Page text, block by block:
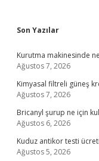
Sidebar
Son Yazılar
Kurutma makinesinde
Ağustos 7, 2026
Kimyasal filtreli güneş
Ağustos 7, 2026
Bricanyl şurup ne için
Ağustos 6, 2026
Kuduz antikor testi
Ağustos 5, 2026